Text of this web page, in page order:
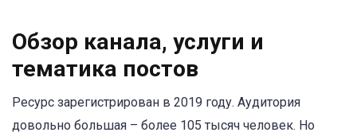
Обзор канала, услуги и
тематика постов
Ресурс зарегистрирован в 2019 году. Аудитория
довольно большая – более 105 тысяч человек. Но